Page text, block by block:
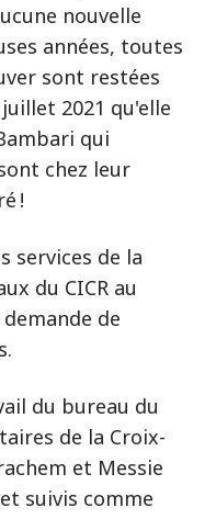
nouvelle
années, toutes
sont restées
2021 qu'elle
qui
chez leur
!
services de la
du CICR au
de
du bureau du
de la Croix-
et Messie
suivis comme